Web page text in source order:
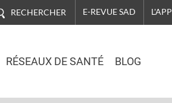
RECHERCHER E-REVUE SAD L'APP
RÉSEAUX DE SANTÉ BLOG